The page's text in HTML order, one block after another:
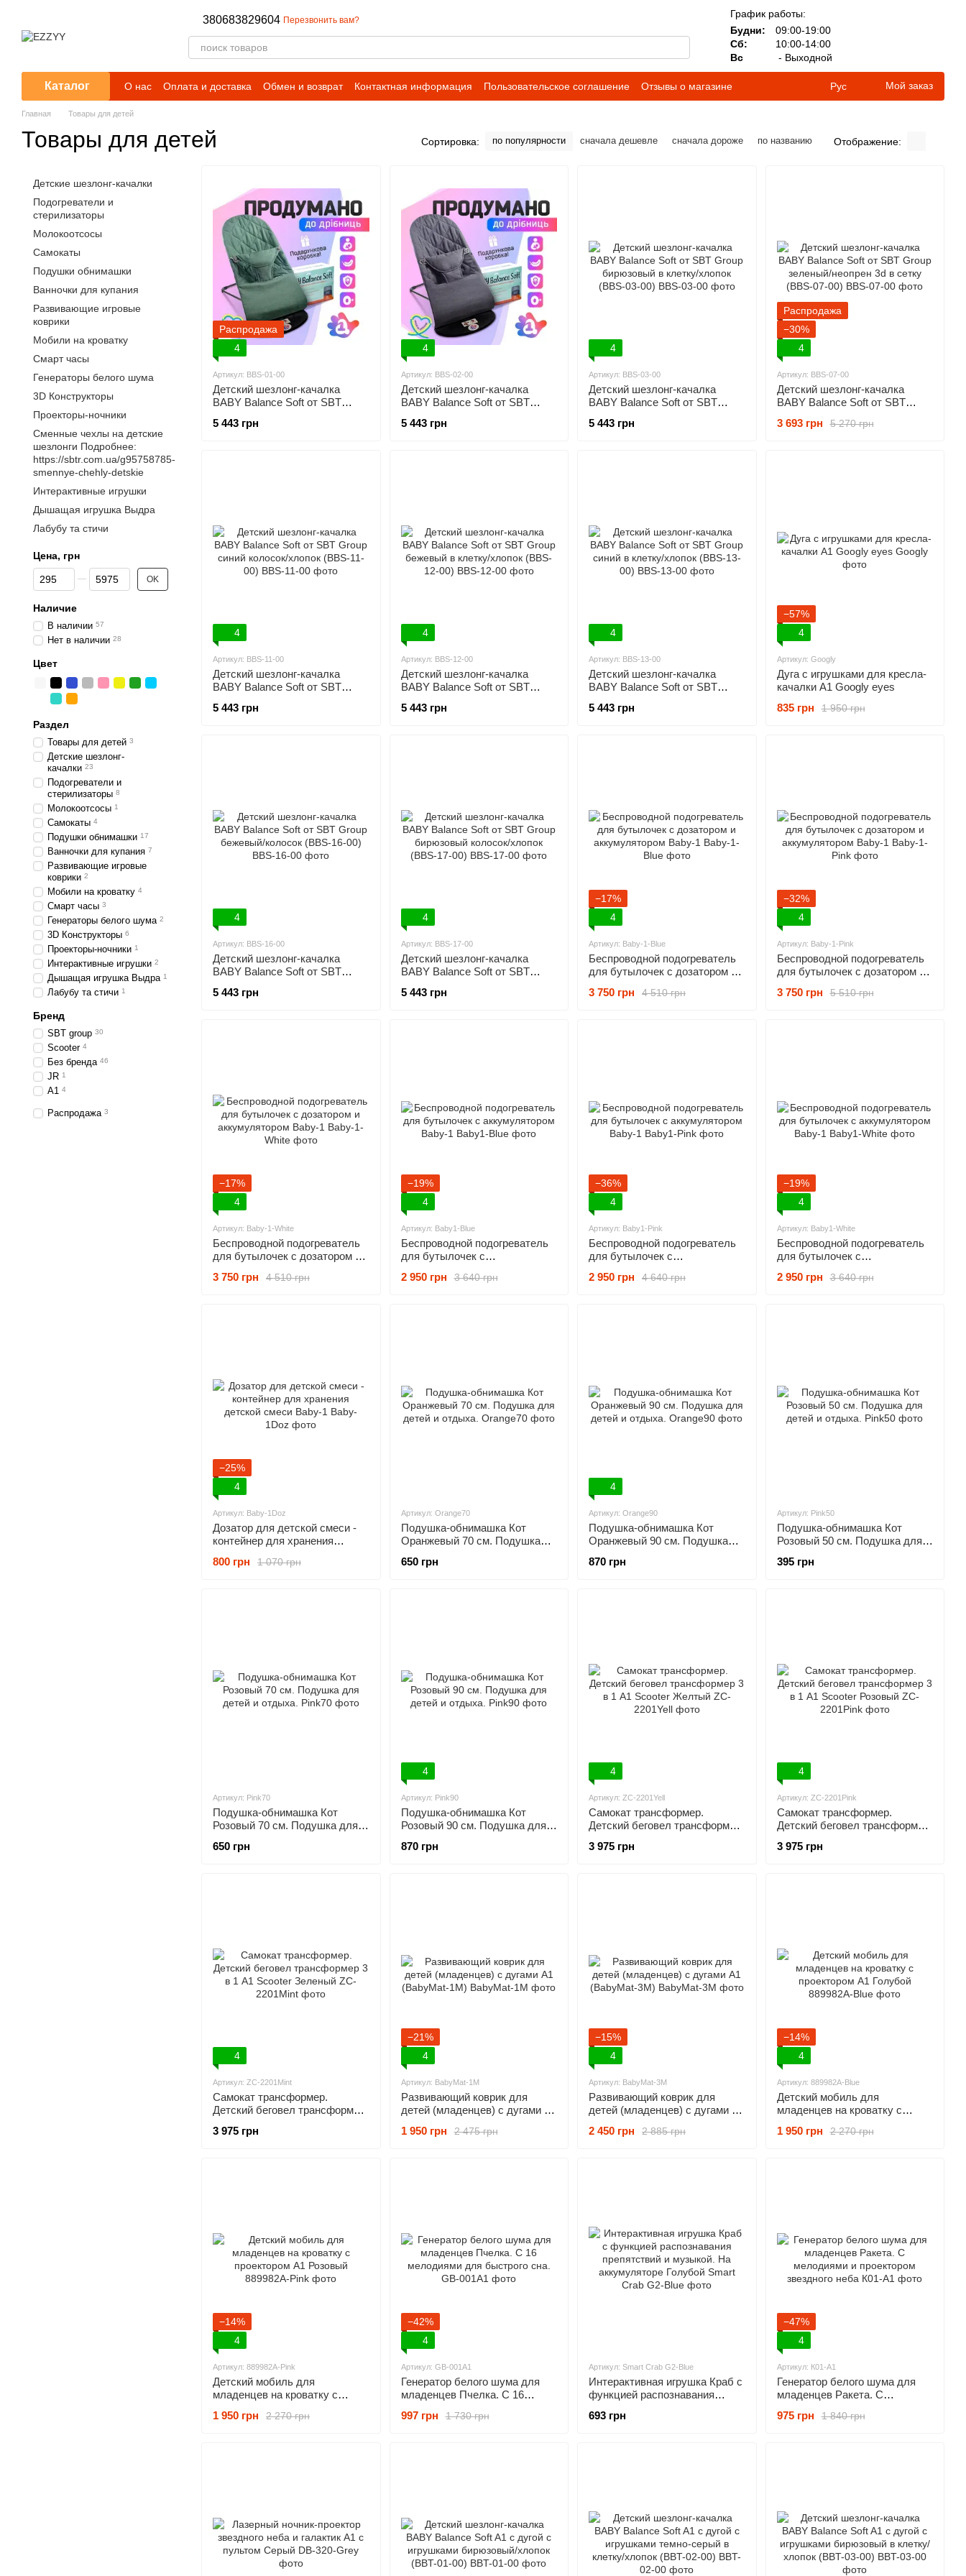
380683829604 Перезвонить вам?
График работы:
Будни:
09:00-19:00
Сб:
10:00-14:00
Вс
- Выходной
Каталог О нас Оплата и доставка Обмен и возврат Контактная информация Пользовательское соглашение
Отзывы о магазине
Публичный договор (оферта)
Условия сотрудничества для оптовых заказов
Рус Мой заказ
Главная Товары для детей
Товары для детей Сортировка: по популярности сначала дешевле сначала дороже по названию Отображение:
Распродажа
4
Артикул: BBS-01-00
Детский шезлонг-качалка
BABY Balance Soft от SBT
(BBS-01-00)
5 443 грн
4
Артикул: BBS-02-00
Детский шезлонг-качалка
BABY Balance Soft от SBT
хлопок (BBS-02-00)
5 443 грн
4
Артикул: BBS-03-00
Детский шезлонг-качалка
BABY Balance Soft от SBT
хлопок (BBS-03-00)
5 443 грн
Распродажа
−30%
4
Артикул: BBS-07-00
Детский шезлонг-качалка
BABY Balance Soft от SBT
сетку (BBS-07-00)
5 270 грн
3 693 грн
4
Артикул: BBS-11-00
Детский шезлонг-качалка
BABY Balance Soft от SBT
(BBS-11-00)
5 443 грн
4
Артикул: BBS-12-00
Детский шезлонг-качалка
BABY Balance Soft от SBT
хлопок (BBS-12-00)
5 443 грн
4
Артикул: BBS-13-00
Детский шезлонг-качалка
BABY Balance Soft от SBT
(BBS-13-00)
5 443 грн
−57%
4
Артикул: Googly
Дуга с игрушками для кресла-
качалки A1 Googly eyes
1 950 грн
835 грн
4
Артикул: BBS-16-00
Детский шезлонг-качалка
BABY Balance Soft от SBT
16-00)
5 443 грн
4
Артикул: BBS-17-00
Детский шезлонг-качалка
BABY Balance Soft от SBT
хлопок (BBS-17-00)
5 443 грн
−17%
4
Артикул: Baby-1-Blue
Беспроводной подогреватель
для бутылочек с дозатором и
4 510 грн
3 750 грн
−32%
4
Артикул: Baby-1-Pink
Беспроводной подогреватель
для бутылочек с дозатором и
5 510 грн
3 750 грн
−17%
4
Артикул: Baby-1-White
Беспроводной подогреватель
для бутылочек с дозатором и
4 510 грн
3 750 грн
−19%
4
Артикул: Baby1-Blue
Беспроводной подогреватель
для бутылочек с
3 640 грн
2 950 грн
−36%
4
Артикул: Baby1-Pink
Беспроводной подогреватель
для бутылочек с
4 640 грн
2 950 грн
−19%
4
Артикул: Baby1-White
Беспроводной подогреватель
для бутылочек с
3 640 грн
2 950 грн
−25%
4
Артикул: Baby-1Doz
Дозатор для детской смеси -
контейнер для хранения
1 070 грн
800 грн
Артикул: Orange70
Подушка-обнимашка Кот
Оранжевый 70 см. Подушка
650 грн
4
Артикул: Orange90
Подушка-обнимашка Кот
Оранжевый 90 см. Подушка
870 грн
Артикул: Pink50
Подушка-обнимашка Кот
Розовый 50 см. Подушка для
395 грн
Артикул: Pink70
Подушка-обнимашка Кот
Розовый 70 см. Подушка для
650 грн
4
Артикул: Pink90
Подушка-обнимашка Кот
Розовый 90 см. Подушка для
870 грн
4
Артикул: ZC-2201Yell
Самокат трансформер.
Детский беговел трансформер
3 975 грн
4
Артикул: ZC-2201Pink
Самокат трансформер.
Детский беговел трансформер
3 975 грн
4
Артикул: ZC-2201Mint
Самокат трансформер.
Детский беговел трансформер
3 975 грн
−21%
4
Артикул: BabyMat-1M
Развивающий коврик для
детей (младенцев) с дугами A1
2 475 грн
1 950 грн
−15%
4
Артикул: BabyMat-3M
Развивающий коврик для
детей (младенцев) с дугами A1
2 885 грн
2 450 грн
−14%
4
Артикул: 889982A-Blue
Детский мобиль для
младенцев на кроватку с
2 270 грн
1 950 грн
−14%
4
Артикул: 889982A-Pink
Детский мобиль для
младенцев на кроватку с
2 270 грн
1 950 грн
−42%
4
Артикул: GB-001A1
Генератор белого шума для
младенцев Пчелка. С 16
1 730 грн
997 грн
Артикул: Smart Crab G2-Blue
Интерактивная игрушка Краб с
функцией распознавания
аккумуляторе Голубой
693 грн
−47%
4
Артикул: К01-A1
Генератор белого шума для
младенцев Ракета. С
звездного неба
1 840 грн
975 грн
Детские шезлонг-качалки
Подогреватели и
стерилизаторы
Молокоотсосы
Самокаты
Подушки обнимашки
Ванночки для купания
Развивающие игровые
коврики
Мобили на кроватку
Смарт часы
Генераторы белого шума
3D Конструкторы
Проекторы-ночники
Сменные чехлы на детские
шезлонги Подробнее:
https://sbtr.com.ua/g95758785-
smennye-chehly-detskie
Интерактивные игрушки
Дышащая игрушка Выдра
Лабубу та стичи
Цена, грн
От Цена, грн
До Цена, грн OK
Наличие
В наличии 57
Нет в наличии 28
Цвет
Раздел
Товары для детей 3
Детские шезлонг-
качалки 23
Подогреватели и
стерилизаторы 8
Молокоотсосы 1
Самокаты 4
Подушки обнимашки 17
Ванночки для купания 7
Развивающие игровые
коврики 2
Мобили на кроватку 4
Смарт часы 3
Генераторы белого шума 2
3D Конструкторы 6
Проекторы-ночники 1
Интерактивные игрушки 2
Дышащая игрушка Выдра 1
Лабубу та стичи 1
Бренд
SBT group 30
Scooter 4
Без бренда 46
JR 1
А1 4
Распродажа 3